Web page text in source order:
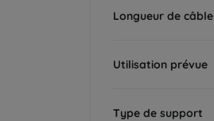
Longueur de câble
Utilisation prévue
Type de support